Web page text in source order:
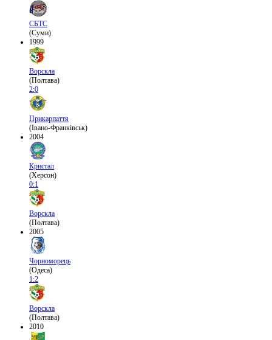
СБТС
(Суми)
1999
Ворскла
(Полтава)
2:0
Прикарпаття
(Івано-Франківськ)
2004
Кристал
(Херсон)
0:1
Ворскла
(Полтава)
2005
Чорноморець
(Одеса)
1:2
Ворскла
(Полтава)
2010